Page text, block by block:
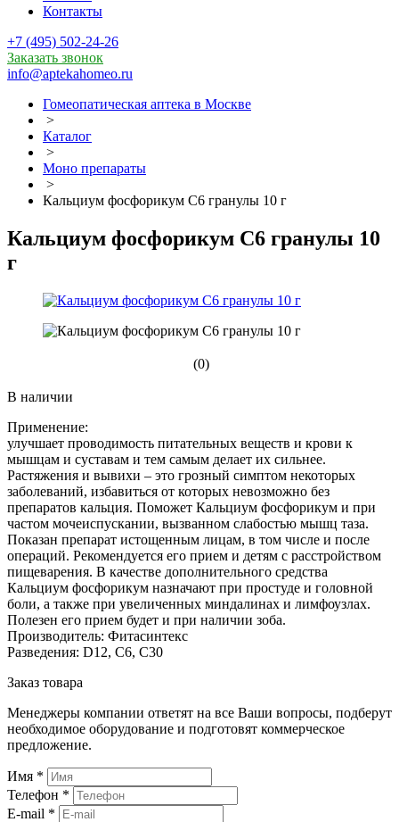
Контакты
+7 (495) 502-24-26
Заказать звонок
info@aptekahomeo.ru
Гомеопатическая аптека в Москве
>
Каталог
>
Моно препараты
>
Кальциум фосфорикум С6 гранулы 10 г
Кальциум фосфорикум С6 гранулы 10
г
(0)
В наличии
Применение:
улучшает проводимость питательных веществ и крови к
мышцам и суставам и тем самым делает их сильнее.
Растяжения и вывихи – это грозный симптом некоторых
заболеваний, избавиться от которых невозможно без
препаратов кальция. Поможет Кальциум фосфорикум и при
частом мочеиспускании, вызванном слабостью мышц таза.
Показан препарат истощенным лицам, в том числе и после
операций. Рекомендуется его прием и детям с расстройством
пищеварения. В качестве дополнительного средства
Кальциум фосфорикум назначают при простуде и головной
боли, а также при увеличенных миндалинах и лимфоузлах.
Полезен его прием будет и при наличии зоба.
Производитель: Фитасинтекс
Разведения: D12, С6, С30
Заказ товара
Менеджеры компании ответят на все Ваши вопросы, подберут
необходимое оборудование и подготовят коммерческое
предложение.
Имя *
Телефон *
E-mail *